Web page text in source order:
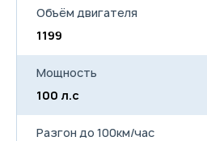
Объём двигателя
1199
Мощность
100 л.с
Разгон до 100км/час